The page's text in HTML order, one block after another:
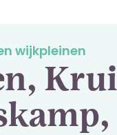
wijkpleinen